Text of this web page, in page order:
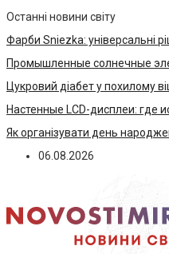
Останні новини світу
Фарби Sniezka: універсальні
Промышленные солнечные
Цукровий діабет у похилому
Настенные LCD-дисплеи: где
Як організувати день
06.08.2026